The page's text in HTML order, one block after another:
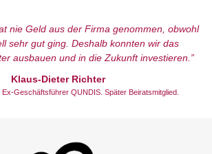
nie Geld aus der Firma genommen, obwohl
sehr gut ging. Deshalb konnten wir das
ausbauen und in die Zukunft investieren.”
Klaus-Dieter Richter
Geschäftsführer QUNDIS. Später Beiratsmitglied.